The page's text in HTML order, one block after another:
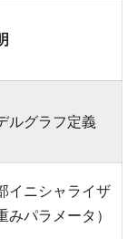
ルグラフ定義
イニシャライザ
みパラメータ）